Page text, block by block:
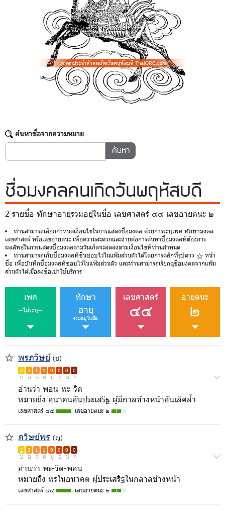
ค้นหาชื่อจากความหมาย
ชื่อมงคลคนเกิดวันพฤหัสบดี
2 รายชื่อ ทักษาอายุรวมอยู่ในชื่อ เลขศาสตร์ ๔๔ เลขอายตนะ ๒
ท่านสามารถเลือกกำหนดเงื่อนไขในการแสดงชื่อมงคล ด้วยการระบุเพศ ทักษามงคล
เลขศาสตร์ หรือเลขอายตนะ เพื่อความสะดวกและง่ายต่อการค้นหาชื่อมงคลที่ต้องการ
ผลลัพธ์ในการแสดงชื่อมงคลตามวันเกิดจะลดลงตามเงื่อนไขที่ท่านกำหนด
ท่านสามารถเก็บชื่อมงคลที่ชื่นชอบไว้ในแฟ้มส่วนตัวได้โดยการคลิกที่รูปดาว
หน้า
ชื่อ เพื่อบันทึกชื่อมงคลที่ชอบไว้ในแฟ้มส่วนตัว และท่านสามารถเรียกดูชื่อมงคลจากแฟ้ม
ส่วนตัวได้เมื่อลงชื่อเข้าใช้บริการ
เพศ
--ไม่ระบุ--
ทักษา
อายุ
รวมอยู่ในชื่อ
เลขศาสตร์
๔๔
อายตนะ
๒
พรภวิษย์ (ช)
2 3 1 1 0 0 0 0
บ อ ด ศ มู อุ ม ก
อ่านว่า พอน-พะ-วิด
หมายถึง อนาคนอันประเสริฐ ผู้มีกาลข้างหน้าอันเลิศล้ำ
เลขศาสตร์ ๔๔ เลขอายตนะ ๒
ภวิษย์พร (ญ)
2 3 1 1 0 0 0 0
บ อ ด ศ มู อุ ม ก
อ่านว่า พะ-วิด-พอน
หมายถึง พรในอนาคต ผู้ประเสริฐในกลาลข้างหน้า
เลขศาสตร์ ๔๔ เลขอายตนะ ๒